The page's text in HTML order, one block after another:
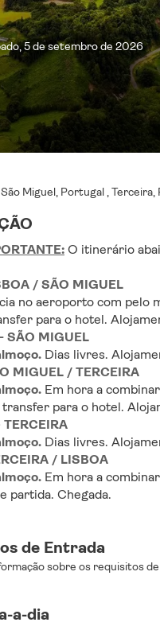
5 de setembro de 2026
São Miguel, Portugal , Terceira,
O itinerário
/ SÃO MIGUEL
no aeroporto com pelo
para o hotel.
SÃO MIGUEL
Dias livres.
MIGUEL / TERCEIRA
Em hora a
transfer para o hotel.
TERCEIRA
Dias livres.
/ LISBOA
Em hora a
partida. Chegada.
de Entrada
sobre os requisitos
a-dia